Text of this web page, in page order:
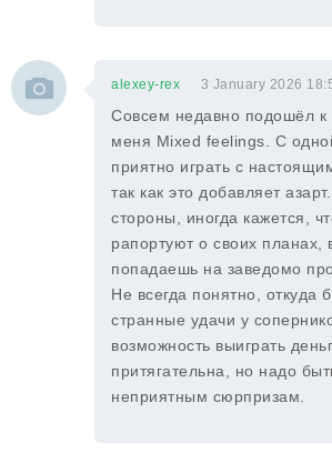
alexey-rex 3 January 2026
Совсем недавно подошёл к
меня Mixed feelings. С
приятно играть с
так как это добавляет
стороны, иногда кажется,
рапортуют о своих планах,
попадаешь на заведомо
Не всегда понятно, откуда
странные удачи у
возможность выиграть
притягательна, но надо
неприятным сюрпризам.